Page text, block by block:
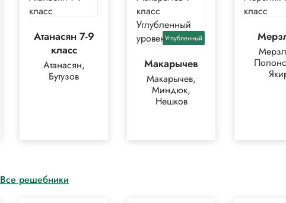
Атанасян 7-9
класс
Атанасян,
Бутузов
Углубленный
Макарычев
Макарычев,
Миндюк,
Нешков
Все решебники